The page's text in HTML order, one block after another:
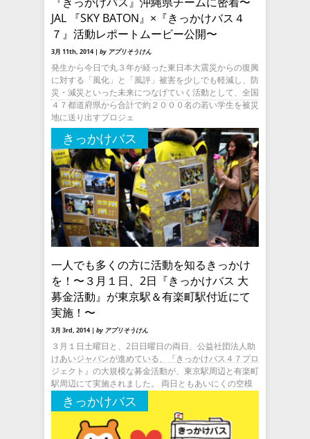
JAL 『SKY BATON』×『きっかけバス４
７』活動レポートムービー公開〜
3月 11th, 2014 | by アプリそうけん
発生から今日で丸３年が経った東日本大震災からの復興
に対する「風化」と「風評」被害を少しでも軽減し、防
災・減災といった未来につなげていく活動として、全国
４７都道府県から合計で約２０００名の若い学生を被災
地に送り出すプロジェ
きっかけバス
一人でも多くの方に活動を知るきっかけ
を！〜３月１日、2日『きっかけバス 大
募金活動』が東京駅＆有楽町駅付近にて
実施！〜
3月 3rd, 2014 | by アプリそうけん
３月１日土曜日と、2日日曜日の両日、公益社団法人助
けあいジャパンが進めている、『きっかけバス４７プロ
ジェクト』の大規模な募金活動が、東京駅周辺と有楽町
駅周辺にて実施されました。 両日ともあいにくの空模
様となり、気温も低い
きっかけバス